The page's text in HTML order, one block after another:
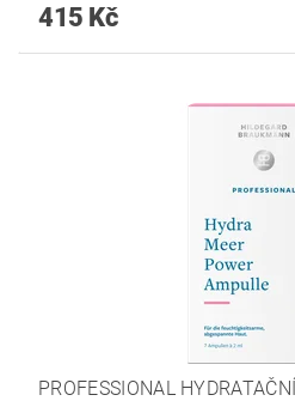
415 Kč
PROFESSIONAL